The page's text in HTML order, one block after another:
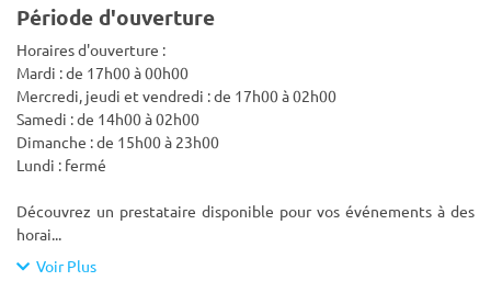
Période d'ouverture
Horaires d'ouverture :
Mardi : de 17h00 à 00h00
Mercredi, jeudi et vendredi : de 17h00 à 02h00
Samedi : de 14h00 à 02h00
Dimanche : de 15h00 à 23h00
Lundi : fermé
Découvrez un prestataire disponible pour vos événements à des
horai...
Voir Plus